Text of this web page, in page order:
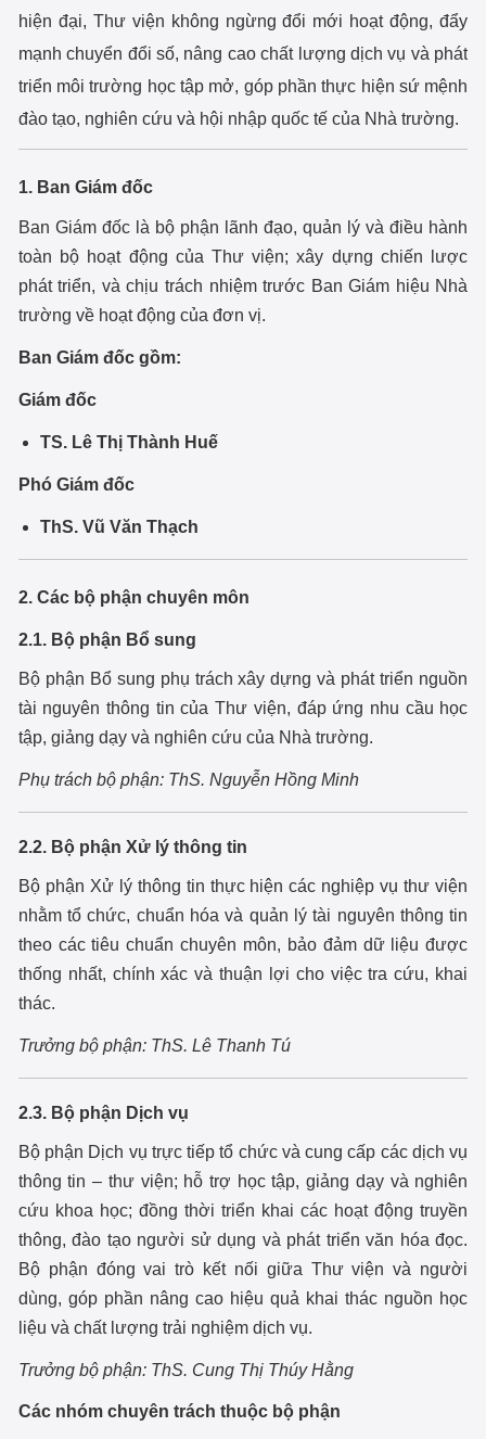
hiện đại, Thư viện không ngừng đổi mới hoạt động, đẩy
mạnh chuyển đổi số, nâng cao chất lượng dịch vụ và phát
triển môi trường học tập mở, góp phần thực hiện sứ mệnh
đào tạo, nghiên cứu và hội nhập quốc tế của Nhà trường.
1. Ban Giám đốc
Ban Giám đốc là bộ phận lãnh đạo, quản lý và điều hành
toàn bộ hoạt động của Thư viện; xây dựng chiến lược
phát triển, và chịu trách nhiệm trước Ban Giám hiệu Nhà
trường về hoạt động của đơn vị.
Ban Giám đốc gồm:
Giám đốc
TS. Lê Thị Thành Huế
Phó Giám đốc
ThS. Vũ Văn Thạch
2. Các bộ phận chuyên môn
2.1. Bộ phận Bổ sung
Bộ phận Bổ sung phụ trách xây dựng và phát triển nguồn
tài nguyên thông tin của Thư viện, đáp ứng nhu cầu học
tập, giảng dạy và nghiên cứu của Nhà trường.
Phụ trách bộ phận: ThS. Nguyễn Hồng Minh
2.2. Bộ phận Xử lý thông tin
Bộ phận Xử lý thông tin thực hiện các nghiệp vụ thư viện
nhằm tổ chức, chuẩn hóa và quản lý tài nguyên thông tin
theo các tiêu chuẩn chuyên môn, bảo đảm dữ liệu được
thống nhất, chính xác và thuận lợi cho việc tra cứu, khai
thác.
Trưởng bộ phận: ThS. Lê Thanh Tú
2.3. Bộ phận Dịch vụ
Bộ phận Dịch vụ trực tiếp tổ chức và cung cấp các dịch vụ
thông tin – thư viện; hỗ trợ học tập, giảng dạy và nghiên
cứu khoa học; đồng thời triển khai các hoạt động truyền
thông, đào tạo người sử dụng và phát triển văn hóa đọc.
Bộ phận đóng vai trò kết nối giữa Thư viện và người
dùng, góp phần nâng cao hiệu quả khai thác nguồn học
liệu và chất lượng trải nghiệm dịch vụ.
Trưởng bộ phận: ThS. Cung Thị Thúy Hằng
Các nhóm chuyên trách thuộc bộ phận